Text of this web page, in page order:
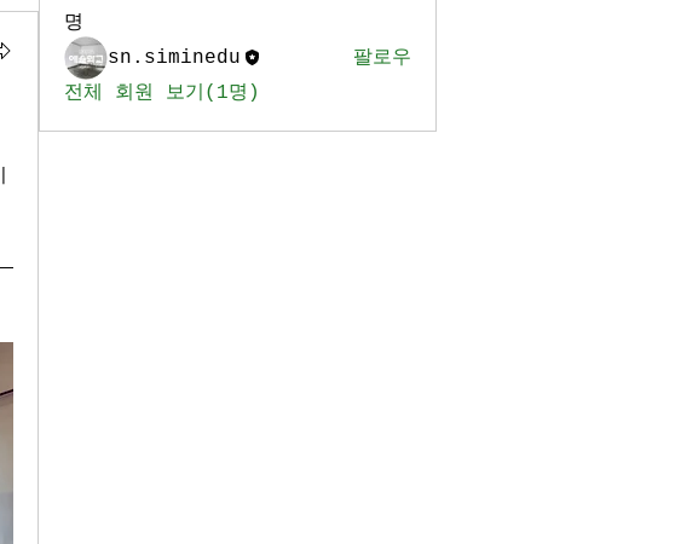
명
sn.siminedu
팔로우
전체 회원 보기(1명)